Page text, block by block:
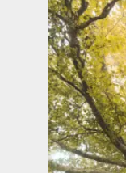
plusieurs
variations.
Les
options
peuvent
être
choisies
sur
la
page